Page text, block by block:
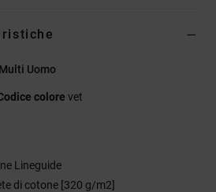
Uomo
colore vet
Lineguide
di cotone [320 g/m2]